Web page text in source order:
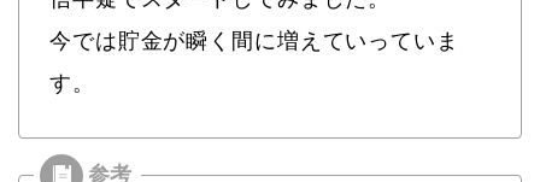
今では貯金が瞬く間に増えていっていま
す。